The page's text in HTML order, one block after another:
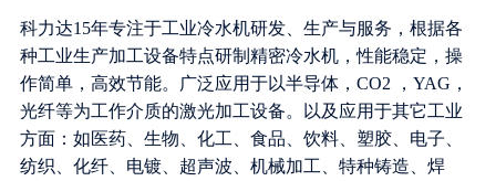
科力达15年专注于工业冷水机研发、生产与服务，根据各
种工业生产加工设备特点研制精密冷水机，性能稳定，操
作简单，高效节能。广泛应用于以半导体，CO2 ，YAG，
光纤等为工作介质的激光加工设备。以及应用于其它工业
方面：如医药、生物、化工、食品、饮料、塑胶、电子、
纺织、化纤、电镀、超声波、机械加工、特种铸造、焊